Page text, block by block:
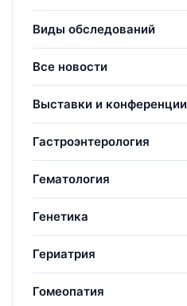
Виды обследований
Все новости
Выставки и конференции
Гастроэнтерология
Гематология
Генетика
Гериатрия
Гомеопатия